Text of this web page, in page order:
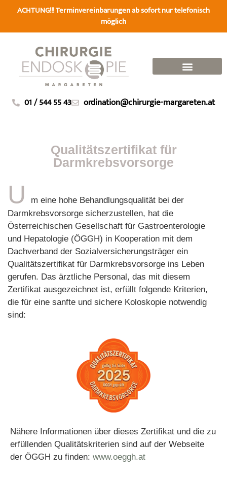
ACHTUNG!!! Terminvereinbarungen ab sofort nurtelefonisch
möglich
01 / 544 55 43 ordination@chirurgie-margareten.at
Qualitätszertifikat für
Darmkrebsvorsorge
U
m eine hohe Behandlungsqualität bei der
Darmkrebsvorsorge sicherzustellen, hat die
Österreichischen Gesellschaft für Gastroenterologie
und Hepatologie (ÖGGH) in Kooperation mit dem
Dachverband der Sozialversicherungsträger ein
Qualitätszertifikat für Darmkrebsvorsorge ins Leben
gerufen. Das ärztliche Personal, das mit diesem
Zertifikat ausgezeichnet ist, erfüllt folgende Kriterien,
die für eine sanfte und sichere Koloskopie notwendig
sind:
Nähere Informationen über dieses Zertifikat und die zu
erfüllenden Qualitätskriterien sind auf der Webseite
der ÖGGH zu finden: www.oeggh.at